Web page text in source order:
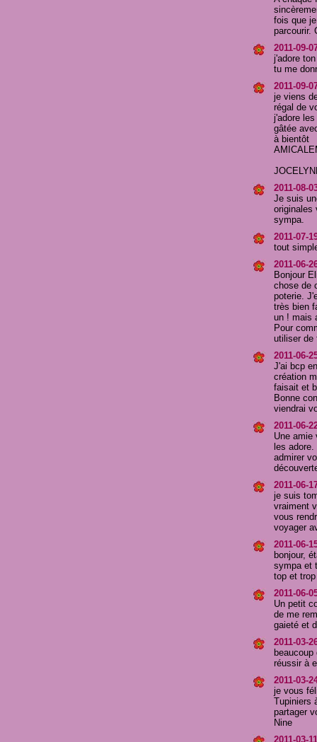
fois que
parcourir.
2011-09-
j'adore
tu me
2011-09-
je viens
régal de
j'adore
gâtée
à bientôt
2011-08-
Je suis
originales
sympa.
2011-07-
tout
2011-06-
Bonjour
chose de
poterie.
très bien
un ! mais
Pour
utiliser de
2011-06-
J'ai bcp
création
faisait et
Bonne
viendrai
2011-06-
Une amie
les
admirer
2011-06-
je suis
vraiment
vous
voyager
2011-06-
bonjour,
sympa et
top et
2011-06-
Un petit
de me
gaieté et
2011-03-
réussir à
2011-03-
je vous
Tupiniers
partager
Nine
2011-03-